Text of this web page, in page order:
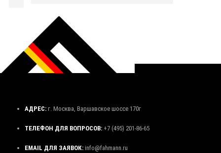
АДРЕС: г. Москва, Варшавское шоссе 170г
ТЕЛЕФОН ДЛЯ ВОПРОСОВ: +7 (495) 201-86-65
EMAIL ДЛЯ ЗАЯВОК: info@fahmann.ru